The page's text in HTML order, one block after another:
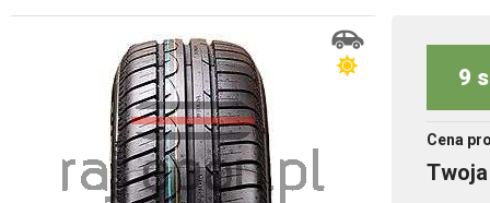
9
Cena